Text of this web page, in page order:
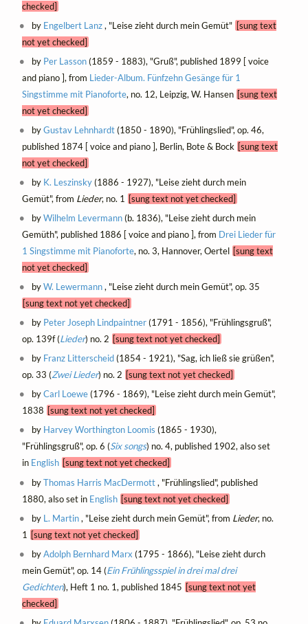
checked]
by Engelbert Lanz, "Leise zieht durch mein Gemüt" [sung text
not yet checked]
by Per Lasson(1859 - 1883), "Gruß", published 1899 [ voice
and piano ], from Lieder-Album. Fünfzehn Gesänge für 1
Singstimme mit Pianoforte, no. 12, Leipzig, W. Hansen [sung text
not yet checked]
byGustav Lehnhardt(1850 - 1890), "Frühlingslied", op. 46,
published 1874 [ voice and piano ], Berlin, Bote & Bock [sung text
not yet checked]
by K. Leszinsky(1886 - 1927), "Leise zieht durch mein
Gemüt", from Lieder, no. 1 [sung text not yet checked]
byWilhelm Levermann(b. 1836), "Leise zieht durch mein
Gemüth", published 1886 [ voice and piano ], from Drei Lieder für
1 Singstimme mit Pianoforte, no. 3, Hannover, Oertel [sung text
not yet checked]
byW. Lewermann, "Leise zieht durch mein Gemüt", op. 35
[sung text not yet checked]
by Peter Joseph Lindpaintner(1791 - 1856), "Frühlingsgruß",
op. 139f (Lieder) no. 2 [sung text not yet checked]
by Franz Litterscheid(1854 - 1921), "Sag, ich ließ sie grüßen",
op. 33 (Zwei Lieder) no. 2 [sung text not yet checked]
byCarl Loewe(1796 - 1869), "Leise zieht durch mein Gemüt",
1838 [sung text not yet checked]
by Harvey Worthington Loomis (1865 - 1930),
"Frühlingsgruß", op. 6 (Six songs) no. 4, published 1902, also set
in English [sung text not yet checked]
byThomas Harris MacDermott, "Frühlingslied", published
1880, also set in English [sung text not yet checked]
by L. Martin, "Leise zieht durch mein Gemüt", from Lieder, no.
1 [sung text not yet checked]
byAdolph Bernhard Marx (1795 - 1866), "Leise zieht durch
mein Gemüt", op. 14 (Ein Frühlingsspiel in drei mal drei
Gedichten), Heft 1 no. 1, published 1845 [sung text not yet
checked]